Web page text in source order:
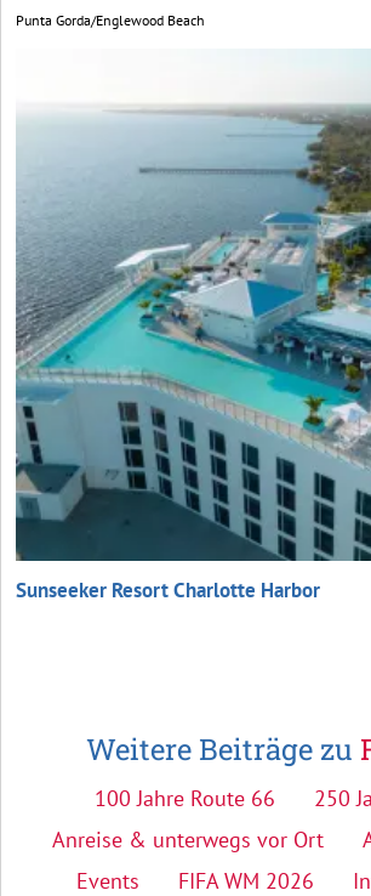
Punta Gorda/Englewood Beach
Sunseeker Resort Charlotte Harbor
Weitere Beiträge zu
100 Jahre Route 66
250
Anreise & unterwegs vor Ort
Events
FIFA WM 2026